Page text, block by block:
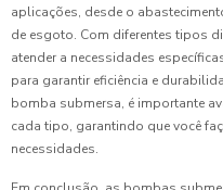
aplicações, desde o
de esgoto. Com diferentes tipos
atender a necessidades
para garantir eficiência e
bomba submersa, é importante
cada tipo, garantindo que você
necessidades.